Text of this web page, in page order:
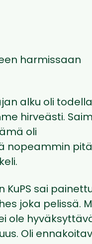
harmissaan
alku oli todella
hirveästi.
oli
nopeammin
KuPS sai
joka pelissä.
ole
Oli